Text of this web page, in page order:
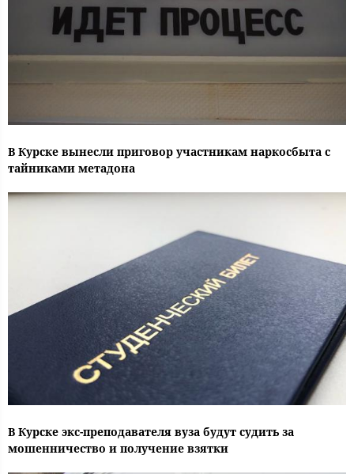
В Курске вынесли приговор участникам наркосбыта с
тайниками метадона
В Курске экс-преподавателя вуза будут судить за
мошенничество и получение взятки